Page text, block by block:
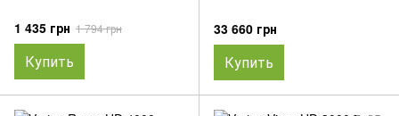
1 435 грн 1 794 грн
Купить
33 660 грн
Купить